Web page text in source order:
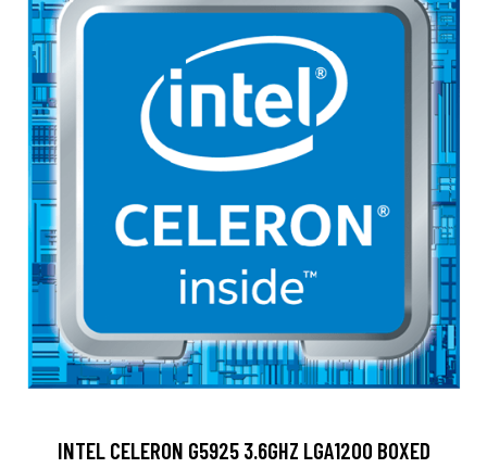
INTEL CELERON G5925 3.6GHZ LGA1200 BOXED